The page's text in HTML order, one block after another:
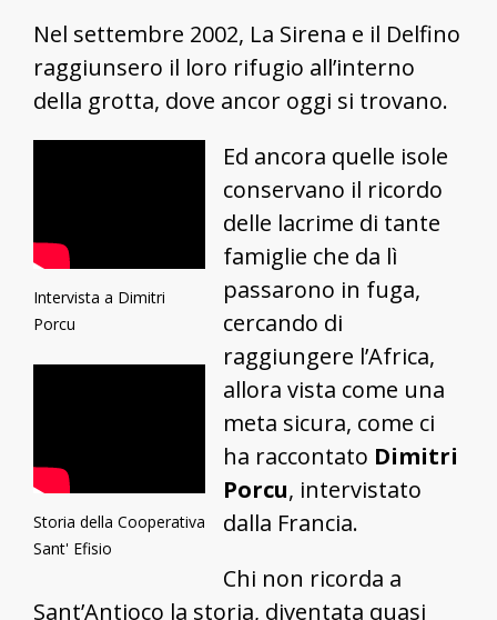
Nel settembre 2002, La Sirena e il Delfino
raggiunsero il loro rifugio all’interno
della grotta, dove ancor oggi si trovano.
Intervista a Dimitri
Porcu
Storia della Cooperativa
Sant' Efisio
Ed ancora quelle isole
conservano il ricordo
delle lacrime di tante
famiglie che da lì
passarono in fuga,
cercando di
raggiungere l’Africa,
allora vista come una
meta sicura, come ci
ha raccontato Dimitri
Porcu, intervistato
dalla Francia.
Chi non ricorda a
Sant’Antioco la storia, diventata quasi